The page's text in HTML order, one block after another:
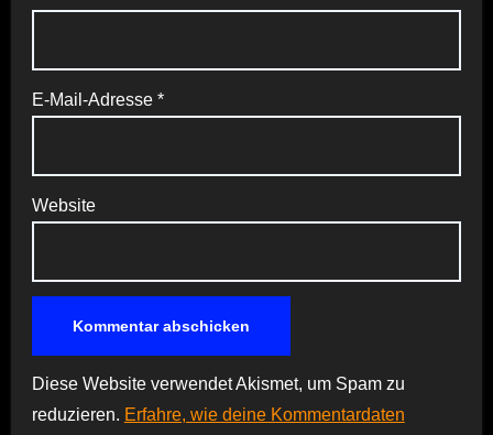
E-Mail-Adresse *
Website
Diese Website verwendet Akismet, um Spam zu
reduzieren. Erfahre, wie deine Kommentardaten